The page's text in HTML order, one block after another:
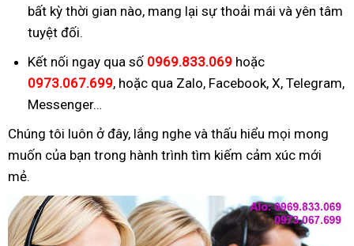
bất kỳ thời gian nào, mang lại sự thoải mái và yên tâm
tuyệt đối.
Kết nối ngay qua số 0969.833.069 hoặc
0973.067.699, hoặc qua Zalo, Facebook, X, Telegram,
Messenger…
Chúng tôi luôn ở đây, lắng nghe và thấu hiểu mọi mong
muốn của bạn trong hành trình tìm kiếm cảm xúc mới
mẻ.